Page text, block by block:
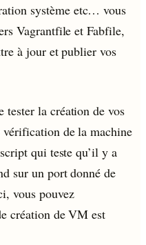
système etc… vous
Vagrantfile et Fabfile,
à jour et publier vos
tester la création de vos
de la machine
qui teste qu’il y a
sur un port donné de
vous pouvez
création de VM est